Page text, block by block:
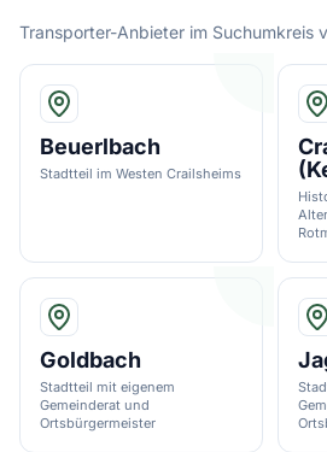
Transporter-Anbieter im Suchumkreis
Beuerlbach
Stadtteil im Westen Crailsheims
Goldbach
Stadtteil mit eigenem
Gemeinderat und
Ortsbürgermeister